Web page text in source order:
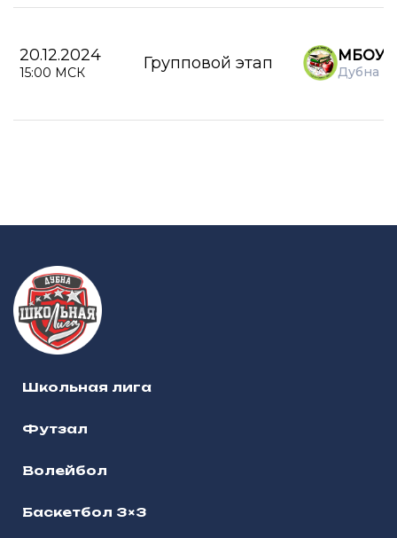
20.12.2024
15:00 МСК Групповой этап МБОУ
Дубна
Школьная лига
Футзал
Волейбол
Баскетбол 3×3